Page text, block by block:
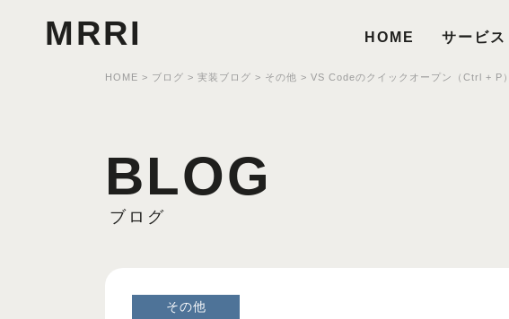
MRRI HOME サービス
HOME > ブログ > 実装ブログ > その他 > VS Codeのクイックオープン（Ctrl + P）
BLOG
ブログ
その他